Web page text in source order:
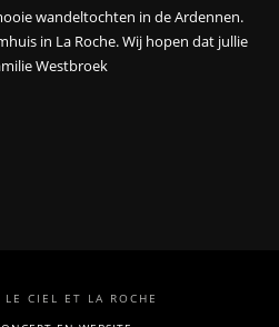
wandeltochten in de Ardennen.
in La Roche. Wij hopen dat jullie
Westbroek
CIEL ET LA ROCHE